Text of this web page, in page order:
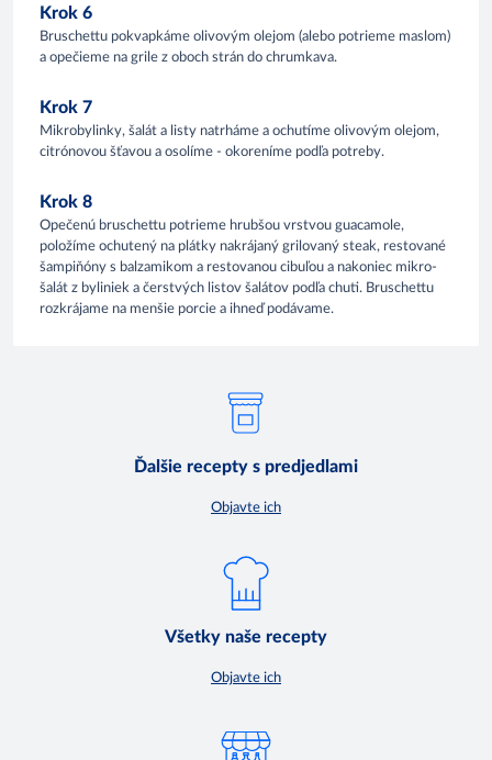
Krok 6
Bruschettu pokvapkáme olivovým olejom (alebo potrieme maslom)
a opečieme na grile z oboch strán do chrumkava.
Krok 7
Mikrobylinky, šalát a listy natrháme a ochutíme olivovým olejom,
citrónovou šťavou a osolíme - okoreníme podľa potreby.
Krok 8
Opečenú bruschettu potrieme hrubšou vrstvou guacamole,
položíme ochutený na plátky nakrájaný grilovaný steak, restované
šampiňóny s balzamikom a restovanou cibuľou a nakoniec mikro-
šalát z byliniek a čerstvých listov šalátov podľa chuti. Bruschettu
rozkrájame na menšie porcie a ihneď podávame.
Ďalšie recepty s predjedlami
Objavte ich
Všetky naše recepty
Objavte ich